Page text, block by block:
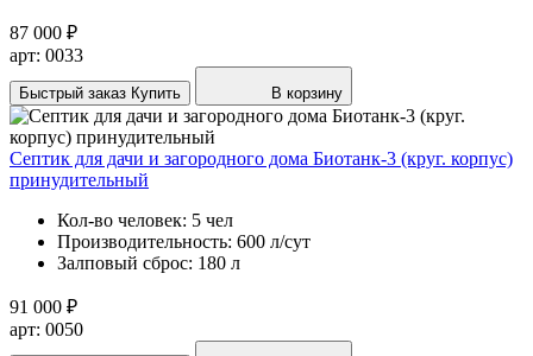
87 000 ₽
арт: 0033
Быстрый заказ Купить В корзину
Септик для дачи и загородного дома Биотанк-3 (круг. корпус)
принудительный
Кол-во человек: 5 чел
Производительность: 600 л/сут
Залповый сброс: 180 л
91 000 ₽
арт: 0050